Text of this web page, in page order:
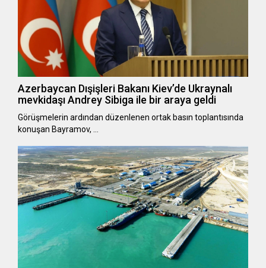
Azerbaycan Dışişleri Bakanı Kiev’de Ukraynalı
mevkidaşı Andrey Sibiga ile bir araya geldi
Görüşmelerin ardından düzenlenen ortak basın toplantısında
konuşan Bayramov, …